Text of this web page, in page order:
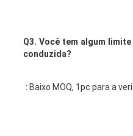
Q3. Você tem algum
conduzida?
: Baixo MOQ, 1pc para a